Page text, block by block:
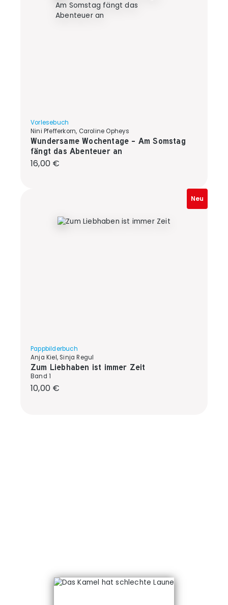
Vorlesebuch
Nini Pfefferkorn, Caroline Opheys
Wundersame Wochentage - Am Somstag
fängt das Abenteuer an
Regulärer Preis:
16,00 €
Neu
Pappbilderbuch
Anja Kiel, Sinja Regul
Zum Liebhaben ist immer Zeit
Band 1
Regulärer Preis:
10,00 €